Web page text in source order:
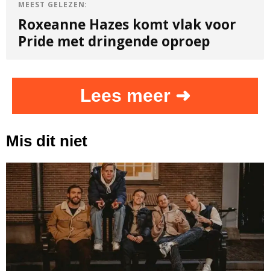
MEEST GELEZEN:
Roxeanne Hazes komt vlak voor
Pride met dringende oproep
Lees meer ➜
Mis dit niet